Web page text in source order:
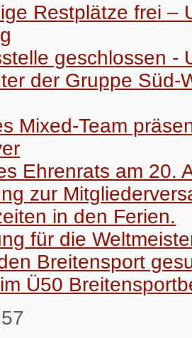
Restplätze frei –
geschlossen -
der Gruppe Süd-
Mixed-Team
Ehrenrats am 20.
zur
in den Ferien.
für die
Breitensport
Ü50